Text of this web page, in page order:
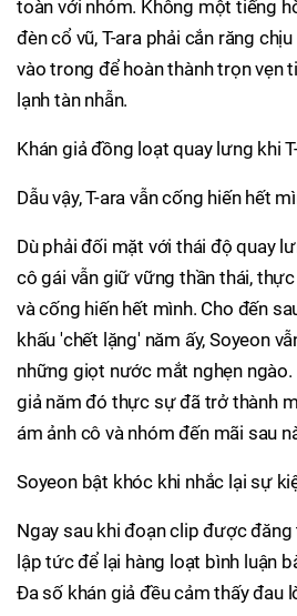
toàn với nhóm. Không một tiếng
đèn cổ vũ, T-ara phải cắn răng
vào trong để hoàn thành trọn vẹn
lạnh tàn nhẫn.
Khán giả đồng loạt quay lưng khi
Dẫu vậy, T-ara vẫn cống hiến hết
Dù phải đối mặt với thái độ quay
cô gái vẫn giữ vững thần thái,
và cống hiến hết mình. Cho đến
khấu 'chết lặng' năm ấy, Soyeon
những giọt nước mắt nghẹn ngào.
giả năm đó thực sự đã trở thành
ám ảnh cô và nhóm đến mãi sau
Soyeon bật khóc khi nhắc lại sự
Ngay sau khi đoạn clip được
lập tức để lại hàng loạt bình luận
Đa số khán giả đều cảm thấy đau